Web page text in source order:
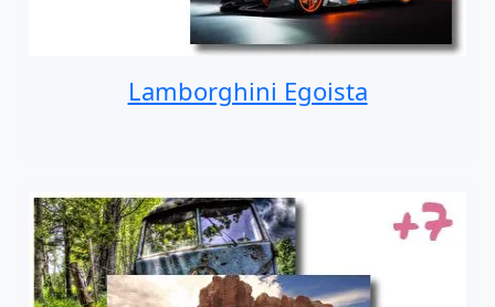
Lamborghini Egoista